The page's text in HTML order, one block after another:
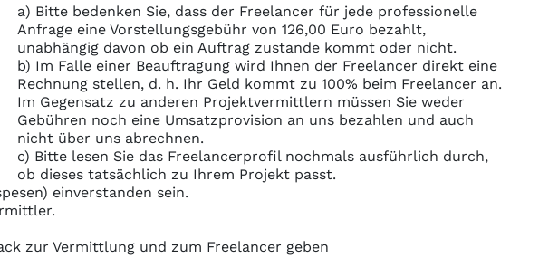
a) Bitte bedenken Sie, dass der Freelancer für jede professionelle
Anfrage eine Vorstellungsgebühr von 126,00 Euro bezahlt,
unabhängig davon ob ein Auftrag zustande kommt oder nicht.
b) Im Falle einer Beauftragung wird Ihnen der Freelancer direkt eine
Rechnung stellen, d. h. Ihr Geld kommt zu 100% beim Freelancer an.
Im Gegensatz zu anderen Projektvermittlern müssen Sie weder
Gebühren noch eine Umsatzprovision an uns bezahlen und auch
nicht über uns abrechnen.
c) Bitte lesen Sie das Freelancerprofil nochmals ausführlich durch,
ob dieses tatsächlich zu Ihrem Projekt passt.
einverstanden sein.
zur Vermittlung und zum Freelancer geben